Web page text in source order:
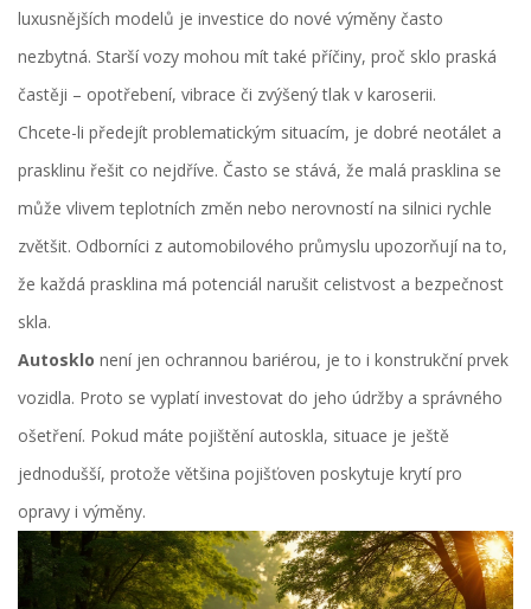
luxusnějších modelů je investice do nové výměny často
nezbytná. Starší vozy mohou mít také příčiny, proč sklo praská
častěji – opotřebení, vibrace či zvýšený tlak v karoserii.
Chcete-li předejít problematickým situacím, je dobré neotálet a
prasklinu řešit co nejdříve. Často se stává, že malá prasklina se
může vlivem teplotních změn nebo nerovností na silnici rychle
zvětšit. Odborníci z automobilového průmyslu upozorňují na to,
že každá prasklina má potenciál narušit celistvost a bezpečnost
skla.
Autosklo není jen ochrannou bariérou, je to i konstrukční prvek
vozidla. Proto se vyplatí investovat do jeho údržby a správného
ošetření. Pokud máte pojištění autoskla, situace je ještě
jednodušší, protože většina pojišťoven poskytuje krytí pro
opravy i výměny.